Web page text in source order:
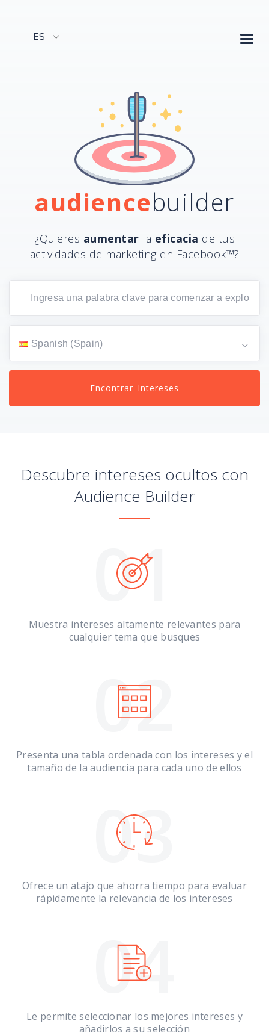
ES
audiencebuilder
¿Quieres aumentar la eficacia de tus
actividades de marketing en Facebook™?
Spanish (Spain)
Encontrar Intereses
Descubre intereses ocultos con
Audience Builder
01
Muestra intereses altamente relevantes para
cualquier tema que busques
02
Presenta una tabla ordenada con los intereses y el
tamaño de la audiencia para cada uno de ellos
03
Ofrece un atajo que ahorra tiempo para evaluar
rápidamente la relevancia de los intereses
04
Le permite seleccionar los mejores intereses y
añadirlos a su selección